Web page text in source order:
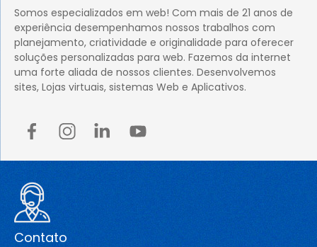
Somos especializados em web! Com mais de 21 anos de
experiência desempenhamos nossos trabalhos com
planejamento, criatividade e originalidade para oferecer
soluções personalizadas para web. Fazemos da internet
uma forte aliada de nossos clientes. Desenvolvemos
sites, Lojas virtuais, sistemas Web e Aplicativos.
Contato